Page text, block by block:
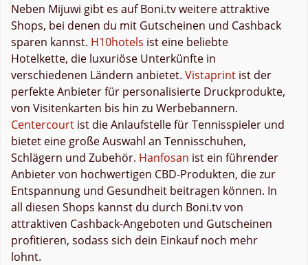
Neben Mijuwi gibt es auf Boni.tv weitere attraktive
Shops, bei denen du mit Gutscheinen und Cashback
sparen kannst. H10hotels ist eine beliebte
Hotelkette, die luxuriöse Unterkünfte in
verschiedenen Ländern anbietet. Vistaprint ist der
perfekte Anbieter für personalisierte Druckprodukte,
von Visitenkarten bis hin zu Werbebannern.
Centercourt ist die Anlaufstelle für Tennisspieler und
bietet eine große Auswahl an Tennisschuhen,
Schlägern und Zubehör. Hanfosan ist ein führender
Anbieter von hochwertigen CBD-Produkten, die zur
Entspannung und Gesundheit beitragen können. In
all diesen Shops kannst du durch Boni.tv von
attraktiven Cashback-Angeboten und Gutscheinen
profitieren, sodass sich dein Einkauf noch mehr
lohnt.